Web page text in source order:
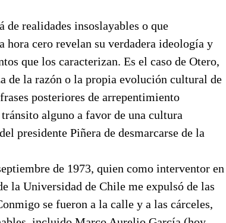
de realidades insoslayables o que
cero revelan su verdadera ideología y
que los caracterizan. Es el caso de Otero,
de la razón o la propia evolución cultural de
posteriores de arrepentimiento
alguno a favor de una cultura
presidente Piñera de desmarcarse de la
de 1973, quien como interventor en
la Universidad de Chile me expulsó de las
se fueron a la calle y a las cárceles,